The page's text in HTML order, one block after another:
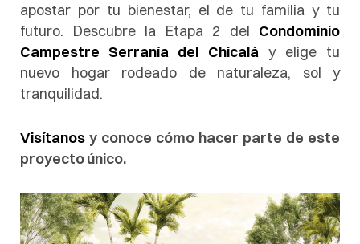
apostar por tu bienestar, el de tu familia y tu
futuro. Descubre la Etapa 2 del Condominio
Campestre Serranía del Chicaláy elige tu
nuevo hogar rodeado de naturaleza, sol y
tranquilidad.
Visítanos y conoce cómo hacer parte de este
proyecto único.